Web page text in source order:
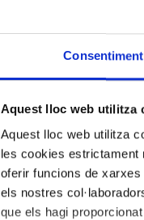
Consentiment
Aquest lloc web utilitza
Aquest lloc web utilitza
les cookies estrictament
oferir funcions de
els nostres
que els hagi